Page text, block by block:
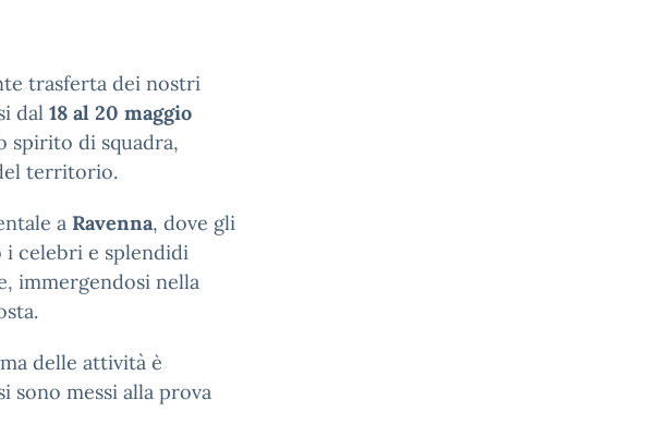
trasferta dei nostri
dal 18 al 20 maggio
spirito di squadra,
territorio.
a Ravenna, dove gli
celebri e splendidi
immergendosi nella
delle attività è
sono messi alla prova